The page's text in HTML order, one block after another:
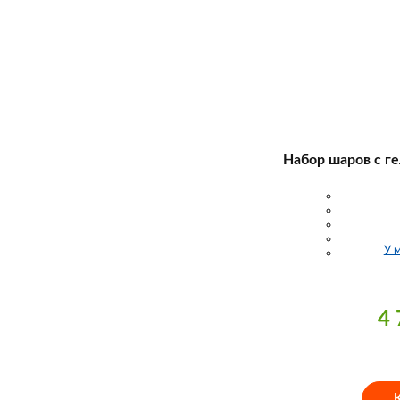
Набор шаров с
У
4